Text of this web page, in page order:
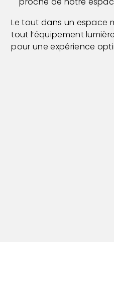
Le tout dans un espace
tout l’équipement
pour une expérience